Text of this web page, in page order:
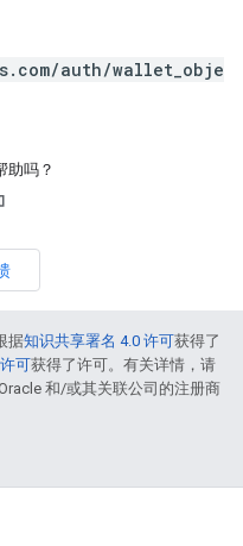
auth/wallet_obje
助吗？
据知识共享署名 4.0 许可获得了
可获得了许可。有关详情，请
和/或其关联公司的注册商